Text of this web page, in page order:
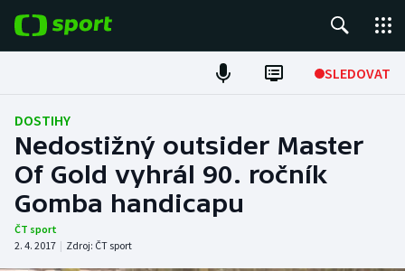
SLEDOVAT
Fotbal
Hokej
Tenis
Atletika
DOSTIHY
Nedostižný outsider Master
Of Gold vyhrál 90. ročník
Gomba handicapu
ČT sport
2. 4. 2017 | Zdroj: ČT sport